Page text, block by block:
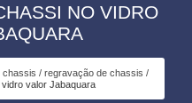
NO VIDRO
chassis
regravação de chassis
valor Jabaquara